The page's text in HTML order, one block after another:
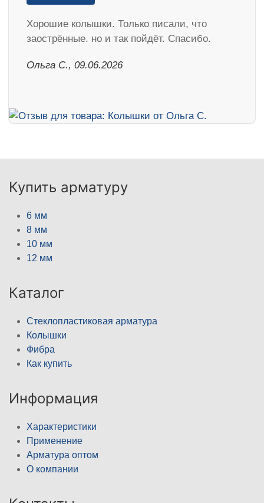
Хорошие колышки. Только писали, что
заострённые. но и так пойдёт. Спасибо.
Ольга С., 09.06.2026
Купить арматуру
6 мм
8 мм
10 мм
12 мм
Каталог
Стеклопластиковая арматура
Колышки
Фибра
Как купить
Информация
Характеристики
Применение
Арматура оптом
О компании